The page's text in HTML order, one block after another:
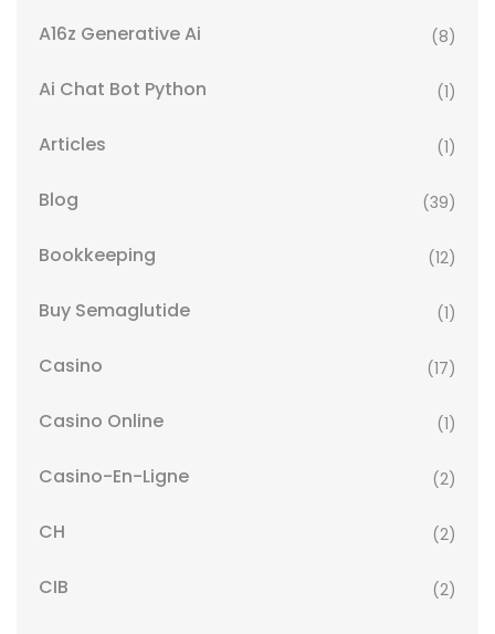
A16z Generative Ai (8)
Ai Chat Bot Python (1)
Articles (1)
Blog (39)
Bookkeeping (12)
Buy Semaglutide (1)
Casino (17)
Casino Online (1)
Casino-En-Ligne (2)
CH (2)
CIB (2)